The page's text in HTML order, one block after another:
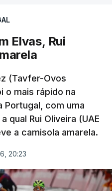
Elvas, Rui
(Tavfer-Ovos
o mais rápido na
Portugal, com uma
qual Rui Oliveira (UAE
a camisola amarela.
20:23